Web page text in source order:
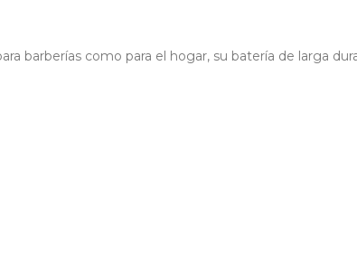
barberías como para el hogar, su batería de larga